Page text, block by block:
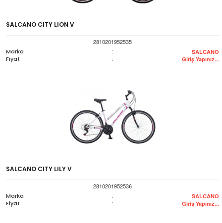
SALCANO CITY LION V
2810201952535
Marka
: SALCANO
Fiyat : Giriş Yapınız...
SALCANO CITY LILY V
2810201952536
Marka
: SALCANO
Fiyat : Giriş Yapınız...